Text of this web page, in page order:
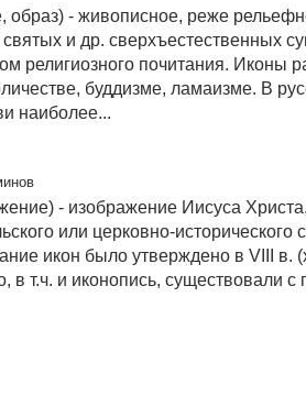
образ) - живописное, реже
и др. сверхъестественных
религиозного почитания. Иконы
буддизме, ламаизме. В
наиболее...
- изображение Иисуса
или церковно-исторического
икон было утверждено в VIII в.
в т.ч. и иконопись, существовали